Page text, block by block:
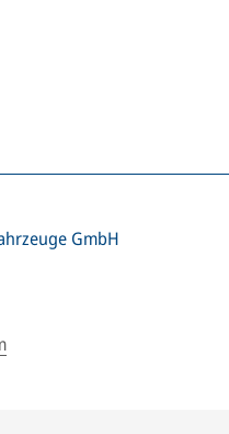
GmbH